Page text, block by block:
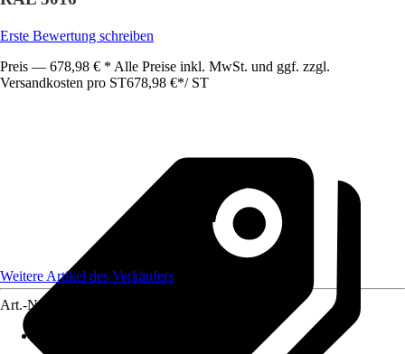
Erste Bewertung schreiben
Preis — 678,98 € * Alle Preise inkl. MwSt. und ggf. zzgl.
Versandkosten pro ST678,98 €*/ ST
Weitere Artikel des Verkäufers
Art.-Nr.